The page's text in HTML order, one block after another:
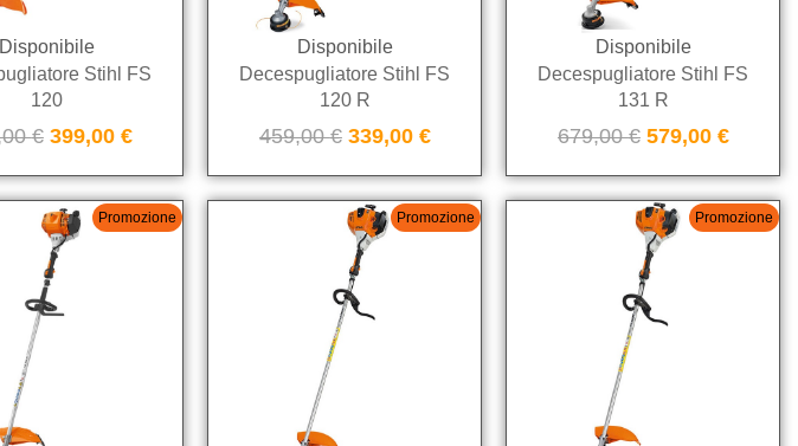
Disponibile
Stihl FS
120
€ 399,00 €
Disponibile
Decespugliatore Stihl FS
120 R
459,00€ 339,00 €
Disponibile
Decespugliatore Stihl FS
131 R
679,00€ 579,00 €
Promozione Promozione Promozione